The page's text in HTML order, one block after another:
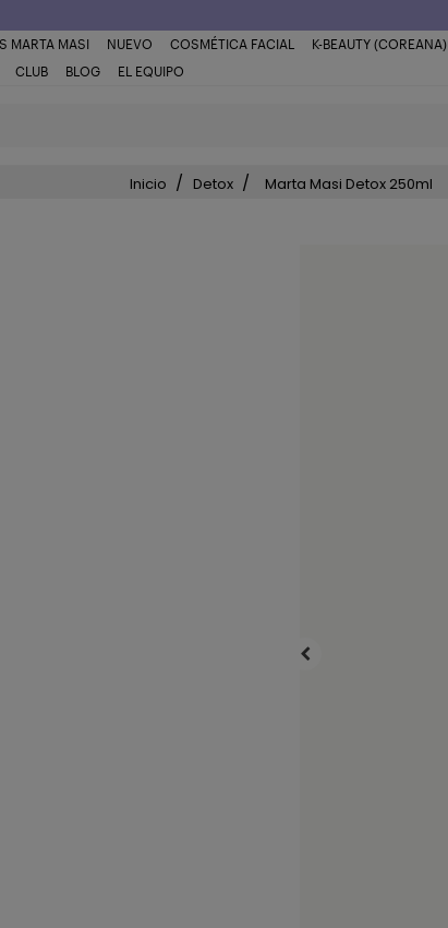
MARTA MASI NUEVO COSMÉTICA FACIAL K-BEAUTY (COREANA)
CLUB BLOG EL EQUIPO
Inicio Detox Marta Masi Detox 250ml